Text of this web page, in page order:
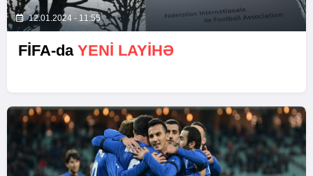
12.01.2024 - 11:55
FİFA-da YENI LAYIHƏ